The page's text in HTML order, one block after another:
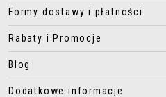
Formy dostawy i płatności
Rabaty i Promocje
Blog
Dodatkowe informacje